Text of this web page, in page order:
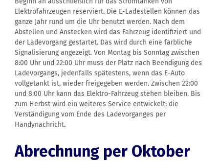
Elektrofahrzeugen reserviert. Die E-Ladestellen können das
ganze Jahr rund um die Uhr benutzt werden. Nach dem
Abstellen und Anstecken wird das Fahrzeug identifiziert und
der Ladevorgang gestartet. Das wird durch eine farbliche
Signalisierung angezeigt. Von Montag bis Sonntag zwischen
8:00 Uhr und 22:00 Uhr muss der Platz nach Beendigung des
Ladevorgangs, jedenfalls spätestens, wenn das E-Auto
vollgetankt ist, wieder freigegeben werden. Zwischen 22:00
und 8:00 Uhr kann das Elektro-Fahrzeug stehen bleiben. Bis
zum Herbst wird ein weiteres Service entwickelt: die
Verständigung vom Ende des Ladevorganges per
Handynachricht.
Abrechnung per Oktober